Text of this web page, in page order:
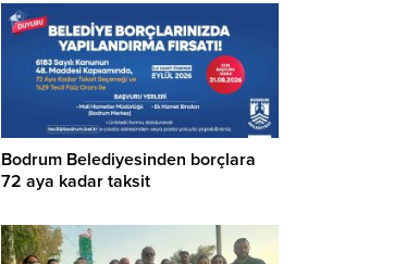
Bodrum Belediyesinden borçlara
72 aya kadar taksit